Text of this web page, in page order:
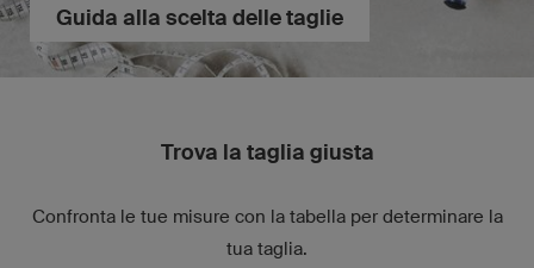
Guida alla scelta delle taglie
Trova la taglia giusta
Confronta le tue misure con la tabella per determinare la
tua taglia.